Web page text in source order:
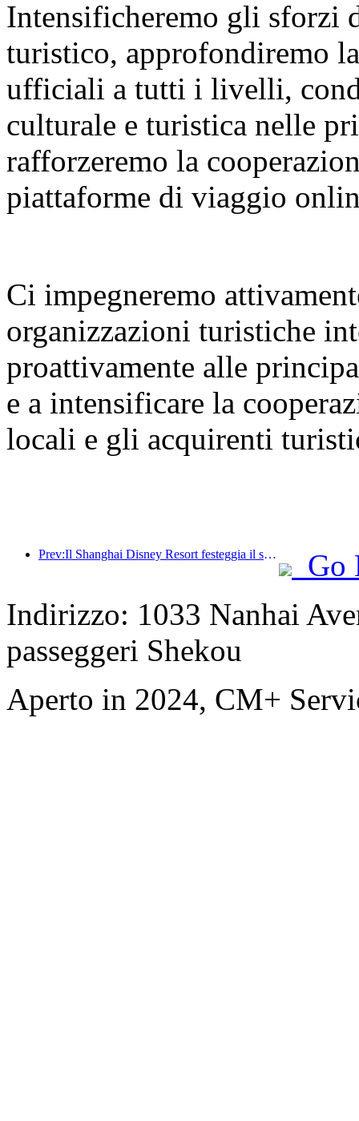
Intensificheremo gli sforzi
turistico, approfondiremo
ufficiali a tutti i livelli,
culturale e turistica nelle
rafforzeremo la
piattaforme di viaggio
Ci impegneremo
organizzazioni turistiche
proattivamente alle
e a intensificare la
locali e gli acquirenti
Prev:Il Shanghai Disney Resort festeggia il suo decimo anniversario, avendo accolto finora oltre 100 milioni di visitatori.
Go
Indirizzo: 1033 Nanhai
passeggeri Shekou
Aperto in 2024, CM+